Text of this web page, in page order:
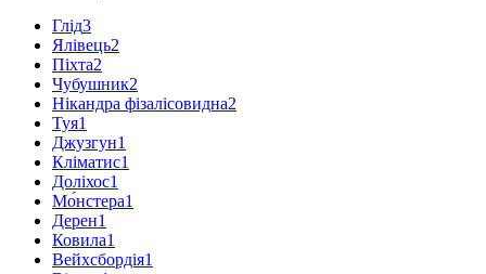
Глід3
Ялівець2
Піхта2
Чубушник2
Нікандра фізалісовидна2
Туя1
Джузгун1
Кліматис1
Доліхос1
Мо́нстера1
Дерен1
Ковила1
Вейхсбордія1